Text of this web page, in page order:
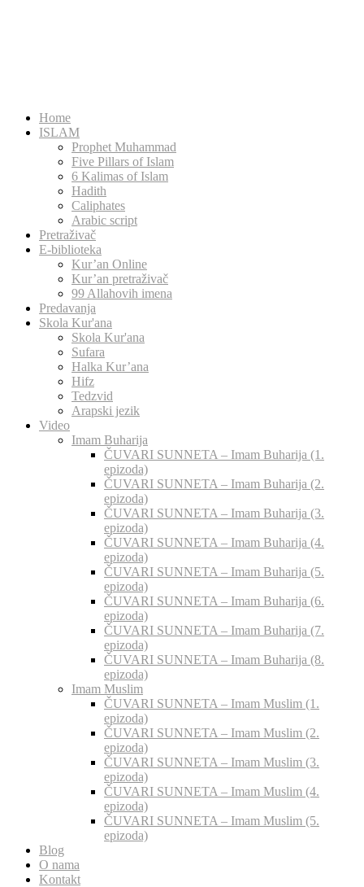
Home
ISLAM
Prophet Muhammad
Five Pillars of Islam
6 Kalimas of Islam
Hadith
Caliphates
Arabic script
Pretraživač
E-biblioteka
Kur’an Online
Kur’an pretraživač
99 Allahovih imena
Predavanja
Skola Kur'ana
Skola Kur'ana
Sufara
Halka Kur’ana
Hifz
Tedzvid
Arapski jezik
Video
Imam Buharija
ČUVARI SUNNETA – Imam Buharija (1.
epizoda)
ČUVARI SUNNETA – Imam Buharija (2.
epizoda)
ČUVARI SUNNETA – Imam Buharija (3.
epizoda)
ČUVARI SUNNETA – Imam Buharija (4.
epizoda)
ČUVARI SUNNETA – Imam Buharija (5.
epizoda)
ČUVARI SUNNETA – Imam Buharija (6.
epizoda)
ČUVARI SUNNETA – Imam Buharija (7.
epizoda)
ČUVARI SUNNETA – Imam Buharija (8.
epizoda)
Imam Muslim
ČUVARI SUNNETA – Imam Muslim (1.
epizoda)
ČUVARI SUNNETA – Imam Muslim (2.
epizoda)
ČUVARI SUNNETA – Imam Muslim (3.
epizoda)
ČUVARI SUNNETA – Imam Muslim (4.
epizoda)
ČUVARI SUNNETA – Imam Muslim (5.
epizoda)
Blog
O nama
Kontakt